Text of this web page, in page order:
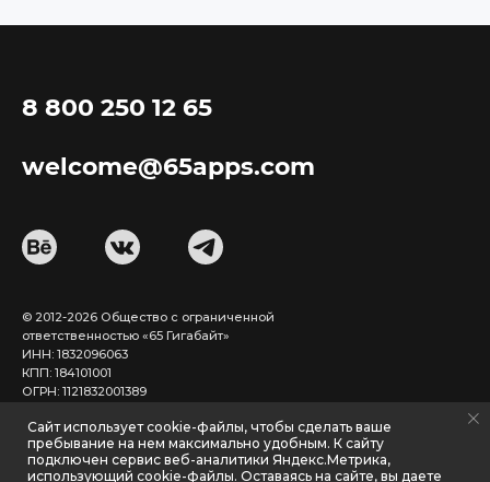
426027, г. Ижевск,
© 2012-2026 Общество с ограниченной
ответственностью «65 Гигабайт»
ИНН: 1832096063
КПП: 184101001
ОГРН: 1121832001389
welcome@65apps.com
8 800 250 12 65
Сайт использует cookie-файлы, чтобы сделать ваше
пребывание на нем максимально удобным. К cайту
подключен сервис веб-аналитики Яндекс.Метрика,
использующий cookie-файлы. Оставаясь на сайте, вы даете